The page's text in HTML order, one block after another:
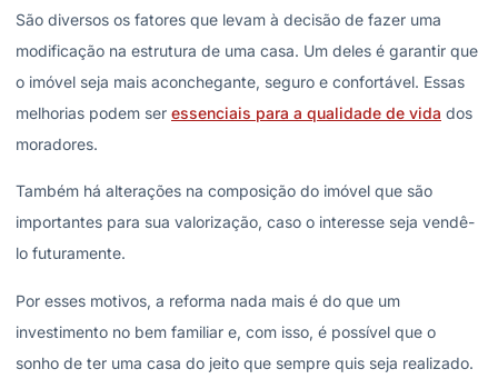
São diversos os fatores que levam à decisão de fazer uma
modificação na estrutura de uma casa. Um deles é garantir que
o imóvel seja mais aconchegante, seguro e confortável. Essas
melhorias podem ser essenciais para a qualidade de vida dos
moradores.
Também há alterações na composição do imóvel que são
importantes para sua valorização, caso o interesse seja vendê-
lo futuramente.
Por esses motivos, a reforma nada mais é do que um
investimento no bem familiar e, com isso, é possível que o
sonho de ter uma casa do jeito que sempre quis seja realizado.